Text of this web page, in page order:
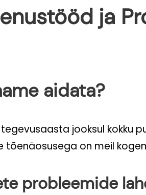
ja
aidata?
jooksul kokku
tõenäosusega on meil
probleemide